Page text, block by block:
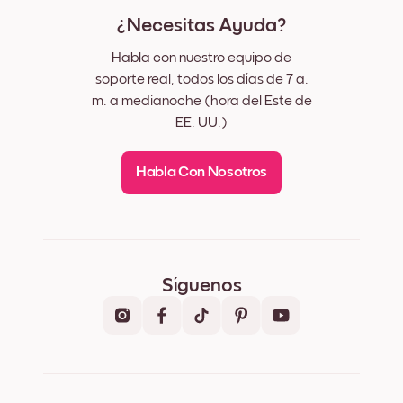
¿Necesitas Ayuda?
Habla con nuestro equipo de
soporte real, todos los días de 7 a.
m. a medianoche (hora del Este de
EE. UU.)
Habla Con Nosotros
Síguenos